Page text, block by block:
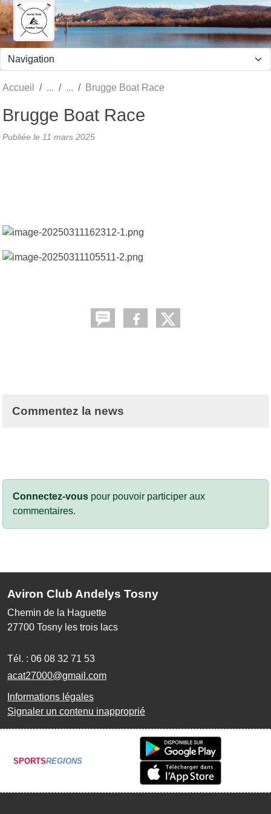
Aviron Club les Andelys Tosny
Accueil Brugge Boat Race
Brugge Boat Race
Publiée le 11 mars 2025
Commentez la news
Connectez-vous pour pouvoir participer aux
commentaires.
Aviron Club Andelys Tosny
Chemin de la Haguette
27700 Tosny les trois lacs
Tél. : 06 08 32 71 53
acat27000@gmail.com
Informations légales
Signaler un contenu inapproprié
SPORTSREGIONS
Panneau de gestion des cookies